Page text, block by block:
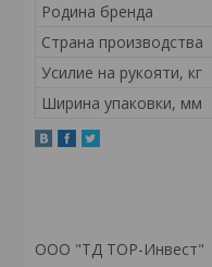
Родина бренда
Страна производства
Усилие на рукояти, кг
Ширина упаковки, мм
ООО "ТД ТОР-Инвест"